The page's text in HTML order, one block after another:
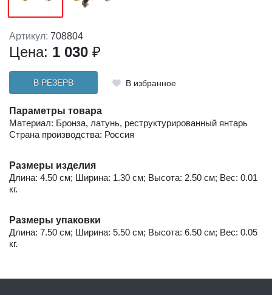
Артикул: 708804
Цена: 1 030 ₽
В РЕЗЕРВ В избранное
Параметры товара
Материал: Бронза, латунь, реструктурированный янтарь
Страна производства: Россия
Размеры изделия
Длина: 4.50 см; Ширина: 1.30 см; Высота: 2.50 см; Вес: 0.01
кг.
Размеры упаковки
Длина: 7.50 см; Ширина: 5.50 см; Высота: 6.50 см; Вес: 0.05
кг.